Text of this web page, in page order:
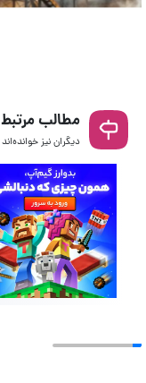
مطالب مرتبط
دیگران نیز خوانده‌اند